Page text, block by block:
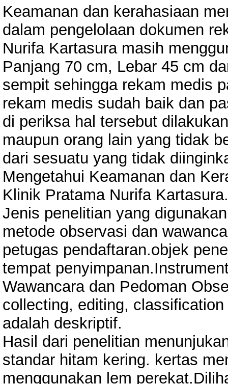
Keamanan dan kerahasiaan
dalam pengelolaan dokumen
Nurifa Kartasura masih
Panjang 70 cm, Lebar 45 cm
sempit sehingga rekam medis
rekam medis sudah baik dan
di periksa hal tersebut
maupun orang lain yang tidak
dari sesuatu yang tidak
Mengetahui Keamanan dan
Klinik Pratama Nurifa Kartasura.
Jenis penelitian yang
metode observasi dan
petugas pendaftaran.objek
tempat
Wawancara dan Pedoman
collecting, editing,
adalah deskriptif.
Hasil dari penelitian
standar hitam kering. kertas
menggunakan lem